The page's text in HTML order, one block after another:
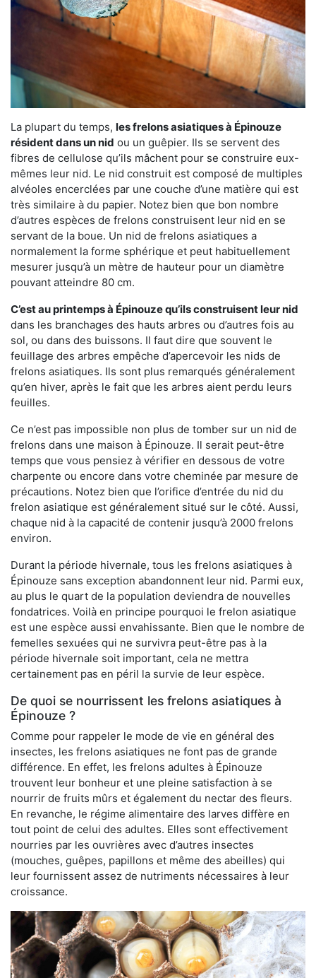
La plupart du temps, les frelons asiatiques à Épinouze
résident dans un nid ou un guêpier. Ils se servent des
fibres de cellulose qu’ils mâchent pour se construire eux-
mêmes leur nid. Le nid construit est composé de multiples
alvéoles encerclées par une couche d’une matière qui est
très similaire à du papier. Notez bien que bon nombre
d’autres espèces de frelons construisent leur nid en se
servant de la boue. Un nid de frelons asiatiques a
normalement la forme sphérique et peut habituellement
mesurer jusqu’à un mètre de hauteur pour un diamètre
pouvant atteindre 80 cm.
C’est au printemps à Épinouze qu’ils construisent leur nid
dans les branchages des hauts arbres ou d’autres fois au
sol, ou dans des buissons. Il faut dire que souvent le
feuillage des arbres empêche d’apercevoir les nids de
frelons asiatiques. Ils sont plus remarqués généralement
qu’en hiver, après le fait que les arbres aient perdu leurs
feuilles.
Ce n’est pas impossible non plus de tomber sur un nid de
frelons dans une maison à Épinouze. Il serait peut-être
temps que vous pensiez à vérifier en dessous de votre
charpente ou encore dans votre cheminée par mesure de
précautions. Notez bien que l’orifice d’entrée du nid du
frelon asiatique est généralement situé sur le côté. Aussi,
chaque nid à la capacité de contenir jusqu’à 2000 frelons
environ.
Durant la période hivernale, tous les frelons asiatiques à
Épinouze sans exception abandonnent leur nid. Parmi eux,
au plus le quart de la population deviendra de nouvelles
fondatrices. Voilà en principe pourquoi le frelon asiatique
est une espèce aussi envahissante. Bien que le nombre de
femelles sexuées qui ne survivra peut-être pas à la
période hivernale soit important, cela ne mettra
certainement pas en péril la survie de leur espèce.
De quoi se nourrissent les frelons asiatiques à
Épinouze ?
Comme pour rappeler le mode de vie en général des
insectes, les frelons asiatiques ne font pas de grande
différence. En effet, les frelons adultes à Épinouze
trouvent leur bonheur et une pleine satisfaction à se
nourrir de fruits mûrs et également du nectar des fleurs.
En revanche, le régime alimentaire des larves diffère en
tout point de celui des adultes. Elles sont effectivement
nourries par les ouvrières avec d’autres insectes
(mouches, guêpes, papillons et même des abeilles) qui
leur fournissent assez de nutriments nécessaires à leur
croissance.